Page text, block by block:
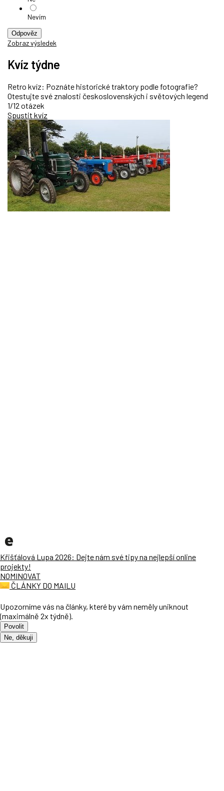
Nevím
Odpověz
Zobraz výsledek
Kvíz týdne
Retro kvíz: Poznáte historické traktory podle fotografie?
Otestujte své znalosti československých i světových legend
1/12 otázek
Spustit kvíz
Křišťálová Lupa 2026: Dejte nám své tipy na nejlepší online
projekty!
NOMINOVAT
ČLÁNKY DO MAILU
Upozorníme vás na články, které by vám neměly uniknout
(maximálně 2x týdně).
Povolit
Ne, děkuji